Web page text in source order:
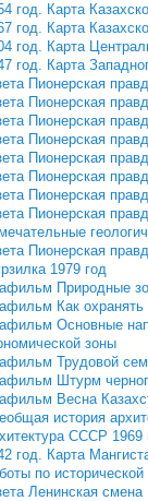
год. Карта
год. Карта
год. Карта
год. Карта
Пионерская
Пионерская
Пионерская
Пионерская
Пионерская
Пионерская
Пионерская
Пионерская
Пионерская
1979 год
Природные
Как
Основные
зоны
Трудовой
Штурм
Весна
история
СССР 1969
год. Карта
по
Ленинская смена